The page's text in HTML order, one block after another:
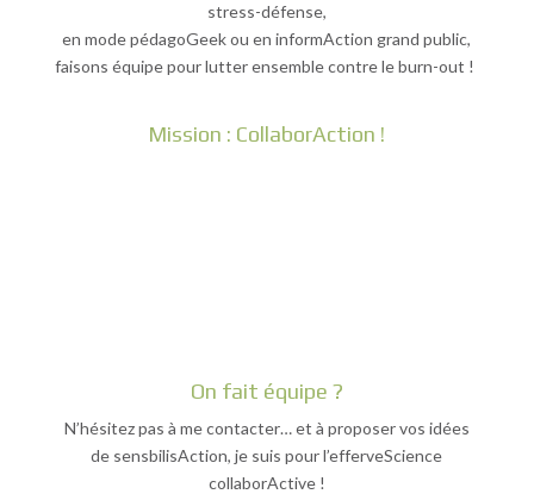
stress-défense,
en mode pédagoGeek ou en informAction grand public,
faisons équipe pour lutter ensemble contre le burn-out !
Mission : CollaborAction !
On fait équipe ?
N’hésitez pas à me contacter… et à proposer vos idées
de sensbilisAction, je suis pour l’efferveScience
collaborActive !